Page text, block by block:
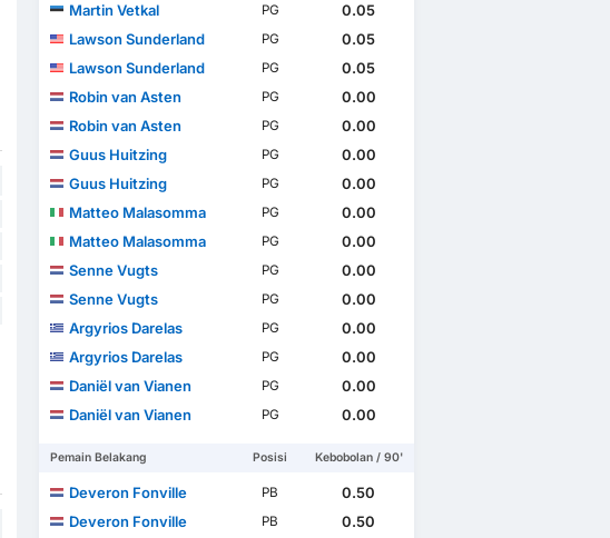
Martin Vetkal
PG
0.05
Lawson Sunderland
PG
0.05
Lawson Sunderland
PG
0.05
Robin van Asten
PG
0.00
Robin van Asten
PG
0.00
Guus Huitzing
PG
0.00
Guus Huitzing
PG
0.00
Matteo Malasomma
PG
0.00
Matteo Malasomma
PG
0.00
Senne Vugts
PG
0.00
Senne Vugts
PG
0.00
Argyrios Darelas
PG
0.00
Argyrios Darelas
PG
0.00
Daniël van Vianen
PG
0.00
Daniël van Vianen
PG 0.00
Pemain Belakang Posisi Kebobolan / 90'
Deveron Fonville PB
0.50
Deveron Fonville
PB
0.50